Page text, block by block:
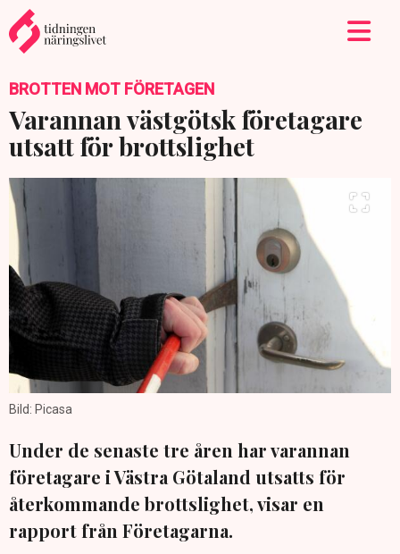
BROTTEN MOT FÖRETAGEN
Varannan västgötsk företagare
utsatt för brottslighet
Bild: Picasa
Under de senaste tre åren har varannan
företagare i Västra Götaland utsatts för
återkommande brottslighet, visar en
rapport från Företagarna.